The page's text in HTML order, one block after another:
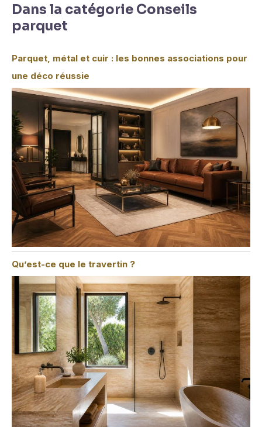
Dans la catégorie Conseils
parquet
Parquet, métal et cuir : les bonnes associations pour
une déco réussie
Qu’est-ce que le travertin ?